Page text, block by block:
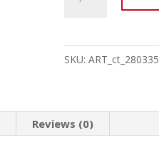
EN152
quantity
SKU:
Reviews (0)